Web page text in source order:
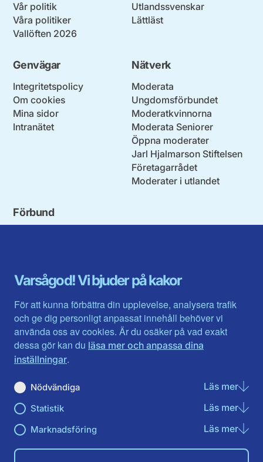
Varsågod! Vi bjuder på kakor
För att kunna förbättra din upplevelse, analysera trafik
och ge dig personligt anpassat innehåll behöver vi
använda oss av cookies. Är du osäker på vad exakt
dessa gör kan du läsa mer och anpassa dina
inställningar.
Nödvändiga Läs merom
Statistik Läs merom
Marknadsföring Läs merom
Vår politik
Våra politiker
Vallöften 2026
Utlandssvenskar
Lättläst
Genvägar
Integritetspolicy
Om cookies
Mina sidor
Intranätet
Nätverk
Moderata
Ungdomsförbundet
Moderatkvinnorna
Moderata Seniorer
Öppna moderater
Jarl Hjalmarson Stiftelsen
Företagarrådet
Moderater i utlandet
Förbund
Gävleborg
Halland
Jämtlands län
Jönköpings län
Kalmar län
Kronobergs län
Norrbotten
Skåne län
Värmlands län
Västerbotten
Västra Götaland
Västernorrland
Västmanland
Örebro län
Du hittar oss här på sociala medier
Facebook
X Instagram